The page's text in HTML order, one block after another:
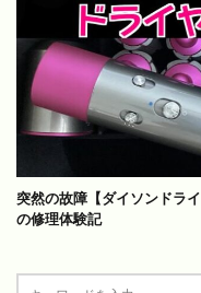
突然の故障【ダイソンドラ
の修理体験記